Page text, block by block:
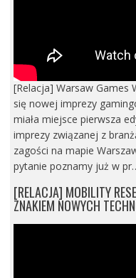
[Relacja] Warsaw Games
się nowej imprezy
miała miejsce pierwsza
imprezy związanej z
zagości na mapie
pytanie poznamy już w
[RELACJA] MOBILITY
ZNAKIEM NOWYCH